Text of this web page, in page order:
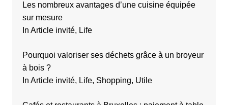
Les nombreux avantages d’une cuisine équipée
sur mesure
In Article invité, Life
Pourquoi valoriser ses déchets grâce à un broyeur
à bois ?
In Article invité, Life, Shopping, Utile